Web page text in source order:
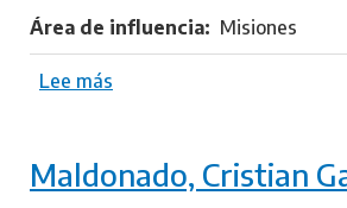
e
Área de influencia
Misiones
Lee más
r
e
Maldonado, Cristian